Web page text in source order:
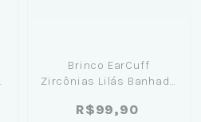
Brinco EarCuff
Zircônias Lilás Banhado
R$99,90